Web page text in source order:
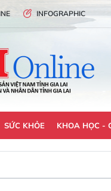
INFOGRAPHIC
SỨC KHỎE KHOA HỌC -